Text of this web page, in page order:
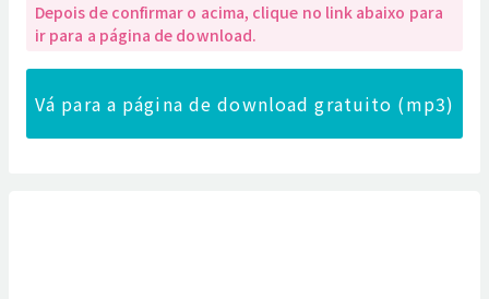
Depois de confirmar o acima, clique no link abaixo para
ir para a página de download.
Vá para a página de download gratuito (mp3)